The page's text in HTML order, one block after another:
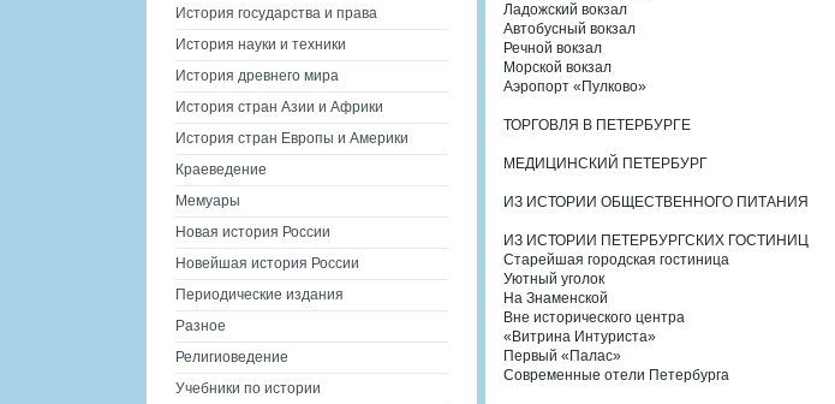
Ладожский вокзал
Автобусный вокзал
Речной вокзал
Морской вокзал
Аэропорт «Пулково»
ТОРГОВЛЯ В ПЕТЕРБУРГЕ
МЕДИЦИНСКИЙ ПЕТЕРБУРГ
ИЗ ИСТОРИИ ОБЩЕСТВЕННОГО ПИТАНИЯ
ИЗ ИСТОРИИ ПЕТЕРБУРГСКИХ ГОСТИНИЦ
Старейшая городская гостиница
Уютный уголок
На Знаменской
Вне исторического центра
«Витрина Интуриста»
Первый «Палас»
Современные отели Петербурга
История государства и права
История науки и техники
История древнего мира
История стран Азии и Африки
История стран Европы и Америки
Краеведение
Мемуары
Новая история России
Новейшая история России
Периодические издания
Разное
Религиоведение
Учебники по истории